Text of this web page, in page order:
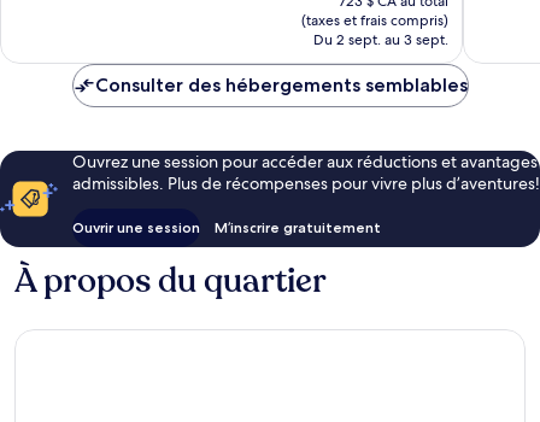
est
de
614 $ CA
(taxes et frais compris)
Du 2 sept. au 3 sept.
Consulter des hébergements semblables
Ouvrez une session pour accéder aux réductions et avantages
admissibles. Plus de récompenses pour vivre plus d’aventures!
Ouvrir une session M’inscrire gratuitement
À propos du quartier